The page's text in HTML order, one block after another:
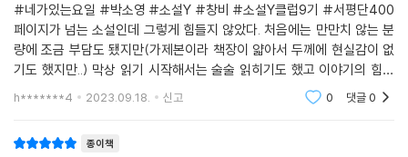
작가의 말 중에서
각 요일 사이에 장벽이 생긴 세상에서 강제로 로미오와 줄리엣 신세가 되
어 버린 연인에 대한 상상이 이 책의 시작이었다. 그 스토리라인은 새로운
이야기로 대체되었지만 ‘사랑’이라는 키워드는 굳건히 살아남았다. 그때
사이의 다양한 사랑 얘기를 곁들여 보고자 합니다.”라고 호기롭게 썼었는
#네가있는요일 #박소영 #소설Y #창비 #소설Y클럽9기 #서평단400
페이지가 넘는 소설인데 그렇게 힘들지 않았다. 처음에는 만만치 않는 분
량에 조금 부담도 됐지만(가제본이라 책장이 얇아서 두께에 현실감이 없
기도 했지만..) 막상 읽기 시작해서는 술술 읽히기도 했고 이야기의 힘이
좋아서 놓치 않고 읽을 수밖에 없었다. 일단 재미있다.설정이 놀라웠다. 이
h*******4 2023.09.18. 신고 0 댓글0
종이책